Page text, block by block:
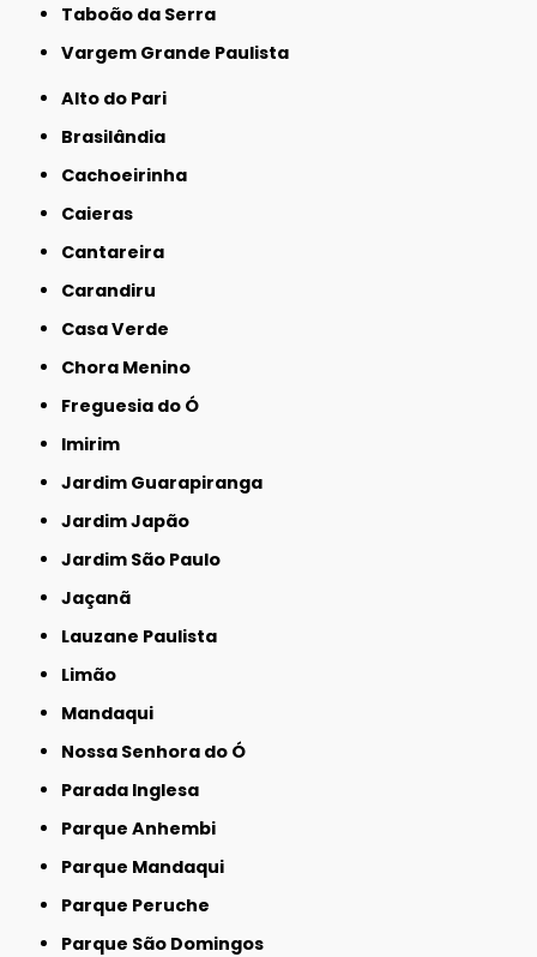
Taboão da Serra
Vargem Grande Paulista
Alto do Pari
Brasilândia
Cachoeirinha
Caieras
Cantareira
Carandiru
Casa Verde
Chora Menino
Freguesia do Ó
Imirim
Jardim Guarapiranga
Jardim Japão
Jardim São Paulo
Jaçanã
Lauzane Paulista
Limão
Mandaqui
Nossa Senhora do Ó
Parada Inglesa
Parque Anhembi
Parque Mandaqui
Parque Peruche
Parque São Domingos